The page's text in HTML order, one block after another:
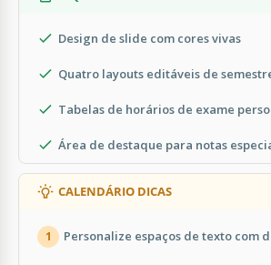
Design de slide com cores vivas
Quatro layouts editáveis de
Tabelas de horários de exame
Área de destaque para notas
CALENDÁRIO DICAS
1 Personalize espaços de texto com